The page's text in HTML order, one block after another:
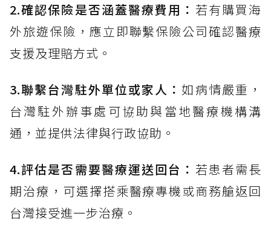
2.確認保險是否涵蓋醫療費用： 若有購買海
外旅遊保險，應立即聯繫保險公司確認醫療
支援及理賠方式。
3.聯繫台灣駐外單位或家人：如病情嚴重，
台灣駐外辦事處可協助與當地醫療機構溝
通，並提供法律與行政協助。
4.評估是否需要醫療運送回台： 若患者需長
期治療，可選擇搭乘醫療專機或商務艙返回
台灣接受進一步治療。